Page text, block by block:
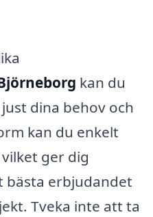
kan du
dina behov och
kan du enkelt
ger dig
bästa erbjudandet
Tveka inte att ta